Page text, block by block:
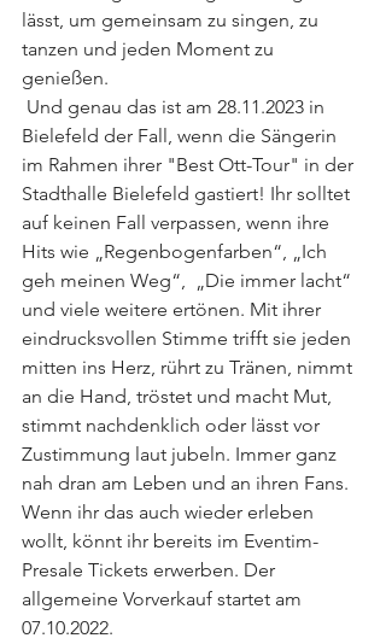
lässt, um gemeinsam zu singen, zu
tanzen und jeden Moment zu
genießen.
Bielefeld der Fall, wenn die Sängerin
im Rahmen ihrer "Best Ott-Tour" in der
Stadthalle Bielefeld gastiert! Ihr solltet
auf keinen Fall verpassen, wenn ihre
Hits wie „Regenbogenfarben“, „Ich
geh meinen Weg“,  „Die immer lacht“
und viele weitere ertönen. Mit ihrer
eindrucksvollen Stimme trifft sie jeden
mitten ins Herz, rührt zu Tränen, nimmt
an die Hand, tröstet und macht Mut,
stimmt nachdenklich oder lässt vor
Zustimmung laut jubeln. Immer ganz
nah dran am Leben und an ihren Fans.
Wenn ihr das auch wieder erleben
wollt, könnt ihr bereits im Eventim-
Presale Tickets erwerben. Der
allgemeine Vorverkauf startet am
07.10.2022.